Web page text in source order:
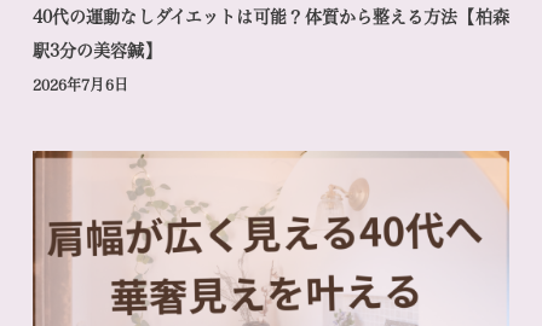
40代の運動なしダイエットは可能？体質から整える方法【柏森
駅3分の美容鍼】
2026年7月6日